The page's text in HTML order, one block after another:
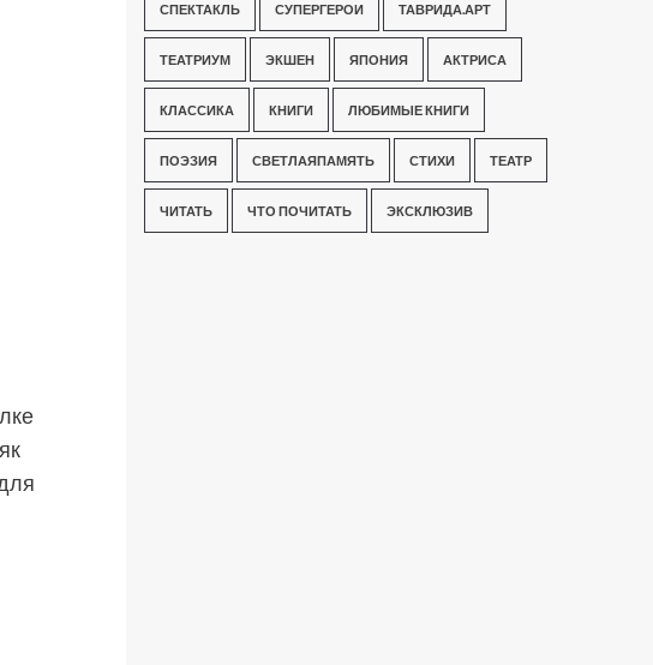
СПЕКТАКЛЬ СУПЕРГЕРОИ ТАВРИДА.АРТ
ТЕАТРИУМ ЭКШЕН ЯПОНИЯ АКТРИСА
КЛАССИКА КНИГИ ЛЮБИМЫЕ КНИГИ
ПОЭЗИЯ СВЕТЛАЯПАМЯТЬ СТИХИ ТЕАТР
ЧИТАТЬ ЧТО ПОЧИТАТЬ ЭКСКЛЮЗИВ